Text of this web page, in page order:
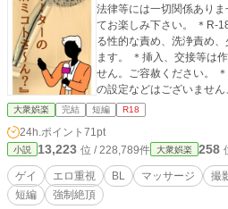
法律等には一切関係あり
てお楽しみ下さい。 ＊R-
る性的な責め、洗浄責め
ます。 ＊挿入、交接等は
せん。ご容赦ください。
の設定などはございませ
楽しみ下さい。
大衆娯楽 完結 短編 R18
24h.ポイント 71pt
小説 13,223 位 / 228,789件 大衆娯楽 258
ゲイ エロ重視 BL マッサージ 撮
短編
強制絶頂